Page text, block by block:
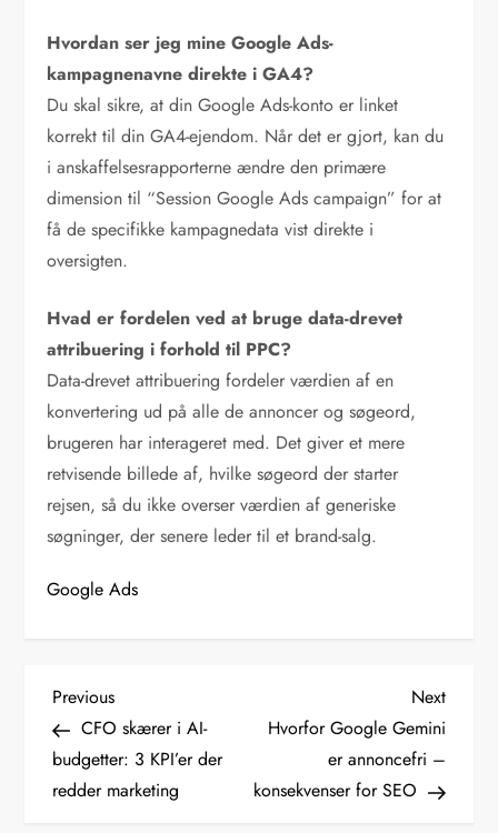
Hvordan ser jeg mine Google Ads-
kampagnenavne direkte i GA4?
Du skal sikre, at din Google Ads-konto er linket
korrekt til din GA4-ejendom. Når det er gjort, kan du
i anskaffelsesrapporterne ændre den primære
dimension til “Session Google Ads campaign” for at
få de specifikke kampagnedata vist direkte i
oversigten.
Hvad er fordelen ved at bruge data-drevet
attribuering i forhold til PPC?
Data-drevet attribuering fordeler værdien af en
konvertering ud på alle de annoncer og søgeord,
brugeren har interageret med. Det giver et mere
retvisende billede af, hvilke søgeord der starter
rejsen, så du ikke overser værdien af generiske
søgninger, der senere leder til et brand-salg.
Google Ads
I
n
d
Previous
Post
Previous
CFO skærer i AI-
budgetter: 3 KPI’er der
redder marketing
Next
Post
Next
Hvorfor Google Gemini
er annoncefri –
konsekvenser for SEO